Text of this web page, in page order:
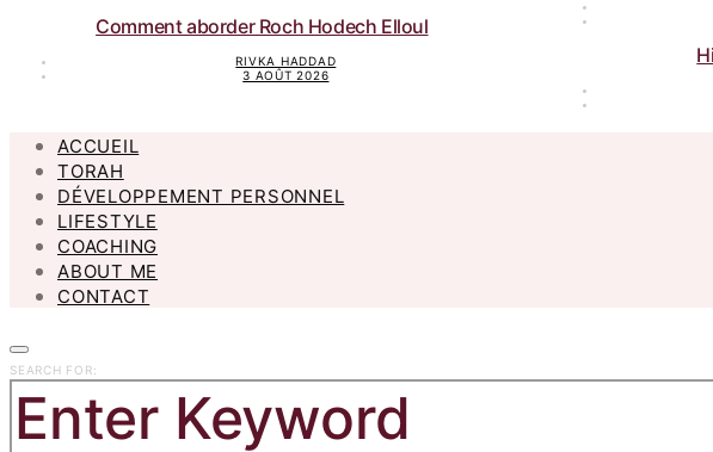
Comment aborder Roch Hodech Elloul
RIVKA HADDAD
3 AOÛT 2026
ACCUEIL
TORAH
DÉVELOPPEMENT PERSONNEL
LIFESTYLE
COACHING
ABOUT ME
CONTACT
SEARCH FOR: